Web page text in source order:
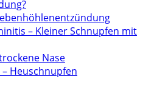
– Kleiner Schnupfen mit
Nase
Heuschnupfen